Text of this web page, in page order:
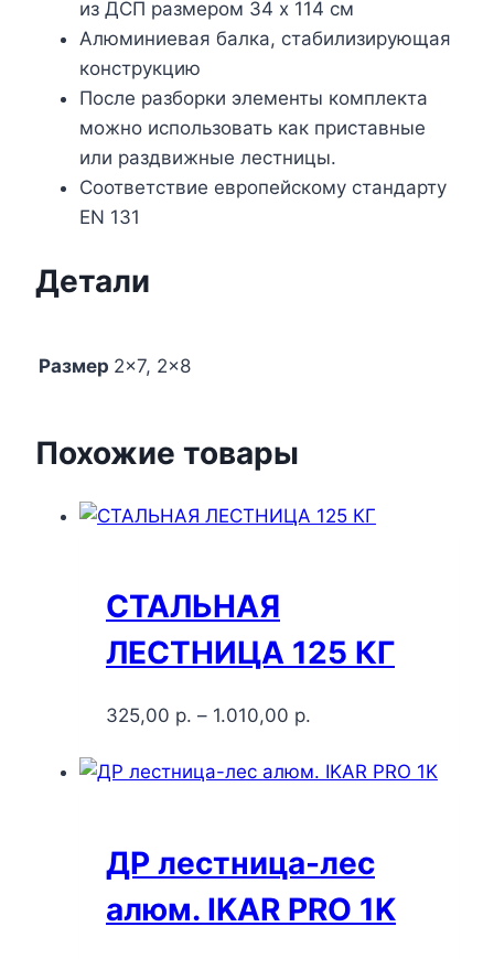
из ДСП размером 34 х 114 см
Алюминиевая балка, стабилизирующая
конструкцию
После разборки элементы комплекта
можно использовать как приставные
или раздвижные лестницы.
Соответствие европейскому стандарту
EN 131
Детали
Размер 2×7, 2×8
Похожие товары
СТАЛЬНАЯ
ЛЕСТНИЦА 125 КГ
325,00 р. – 1.010,00 р.
ДР лестница-лес
алюм. IKAR PRO 1K